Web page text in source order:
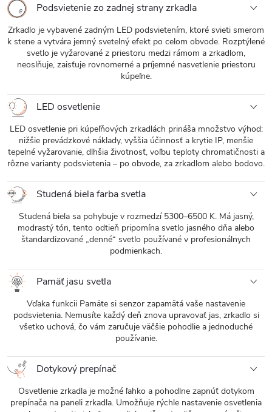
Podsvietenie zo zadnej strany zrkadla
Zrkadlo je vybavené zadným LED podsvietením, ktoré svieti smerom
k stene a vytvára jemný svetelný efekt po celom obvode. Rozptýlené
svetlo je vyžarované z priestoru medzi rámom a zrkadlom,
neoslňuje, zaisťuje rovnomerné a príjemné nasvetlenie priestoru
kúpeľne.
LED osvetlenie
LED osvetlenie pri kúpeľňových zrkadlách prináša množstvo výhod:
nižšie prevádzkové náklady, vyššia účinnosť a krytie IP, menšie
tepelné vyžarovanie, dlhšia životnosť, voľbu teploty chromatičnosti a
rôzne varianty podsvietenia – po obvode, za zrkadlom alebo bodovo.
Studená biela farba svetla
Studená biela sa pohybuje v rozmedzí 5300–6500 K. Má jasný,
modrastý tón, tento odtieň pripomína svetlo jasného dňa alebo
štandardizované „denné“ svetlo používané v profesionálnych
podmienkach.
Pamäť jasu svetla
Vďaka funkcii Pamäte si senzor zapamätá vaše nastavenie
podsvietenia. Nemusíte každý deň znova upravovať jas, zrkadlo si
všetko uchová, čo vám zaručuje väčšie pohodlie a jednoduché
používanie.
Dotykový prepínač
Osvetlenie zrkadla je možné ľahko a pohodlne zapnúť dotykom
prepínača na paneli zrkadla. Umožňuje rýchle nastavenie osvetlenia